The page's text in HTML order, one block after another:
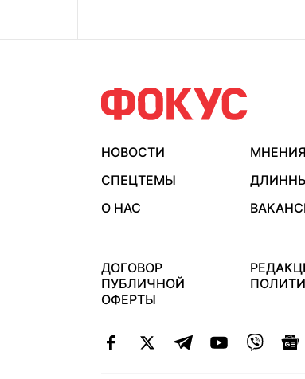
НОВОСТИ МНЕНИЯ
СПЕЦТЕМЫ
О НАС
ДОГОВОР
ПУБЛИЧНОЙ
ОФЕРТЫ